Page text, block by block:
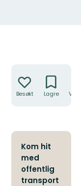
Besøkt Lagre
Kom hit
med
offentlig
transport